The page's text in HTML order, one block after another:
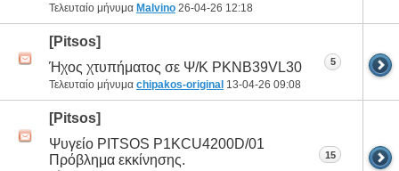
Τελευταίο μήνυμα Malvino 26-04-26 12:18
[Pitsos]
Ήχος χτυπήματος σε Ψ/Κ PKNB39VL30
Τελευταίο μήνυμα chipakos-original 13-04-26 09:08
5
[Pitsos]
Ψυγείο PITSOS P1KCU4200D/01
Πρόβλημα εκκίνησης.
15